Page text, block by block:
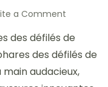
a Comment
phares
défilés
des défilés de
des défilés de
audacieux,